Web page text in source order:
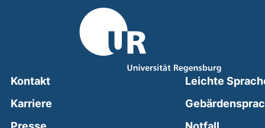
Kontakt
Karriere
Leichte